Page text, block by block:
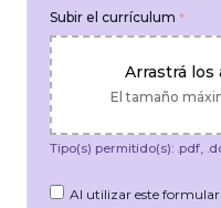
Subir el currículum *
Arrastrá los
El tamaño
Tipo(s) permitido(s): .pdf,
Al utilizar este